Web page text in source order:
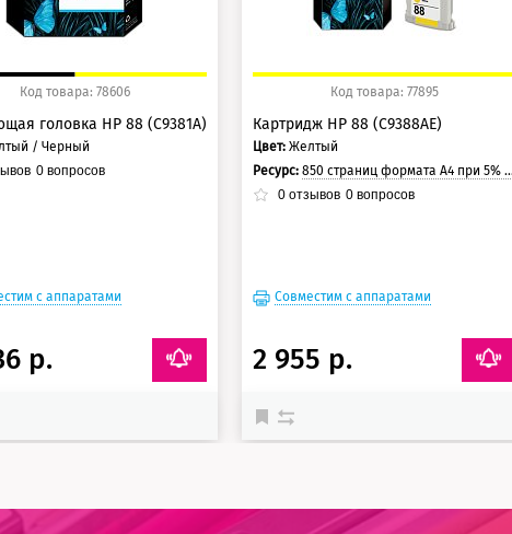
Код товара: 78606
головка HP 88 (C9381A)
/ Черный
0вопросов
с аппаратами
р.
Код товара: 77895
Картридж HP 88 (C9388AE)
Цвет: Желтый
Ресурс:850 страниц формата А4 при 5% заполнении страницы.
0 отзывов 0 вопросов
Совместим с аппаратами
2 955 р.